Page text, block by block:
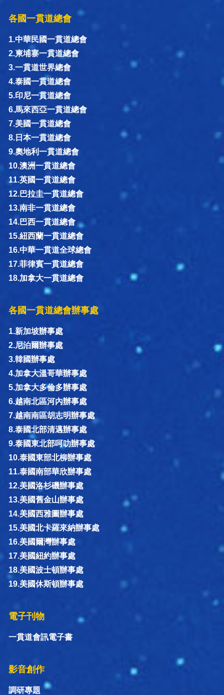
各國一貫道總會
1.中華民國一貫道總會
2.柬埔寨一貫道總會
3.一貫道世界總會
4.泰國一貫道總會
5.印尼一貫道總會
6.馬來西亞一貫道總會
7.美國一貫道總會
8.日本一貫道總會
9.奧地利一貫道總會
10.澳洲一貫道總會
11.英國一貫道總會
12.巴拉圭一貫道總會
13.南非一貫道總會
14.巴西一貫道總會
15.紐西蘭一貫道總會
16.中華一貫道全球總會
17.菲律賓一貫道總會
18.加拿大一貫道總會
各國一貫道總會辦事處
1.新加坡辦事處
2.尼泊爾辦事處
3.韓國辦事處
4.加拿大溫哥華辦事處
5.加拿大多倫多辦事處
6.越南北區河內辦事處
7.越南南區胡志明辦事處
8.泰國北部清邁辦事處
9.泰國東北部呵叻辦事處
10.泰國東部北柳辦事處
11.泰國南部華欣辦事處
12.美國洛杉磯辦事處
13.美國舊金山辦事處
14.美國西雅圖辦事處
15.美國北卡羅來納辦事處
16.美國爾灣辦事處
17.美國紐約辦事處
18.美國波士頓辦事處
19.美國休斯頓辦事處
電子刊物
一貫道會訊電子書
影音創作
調研專題